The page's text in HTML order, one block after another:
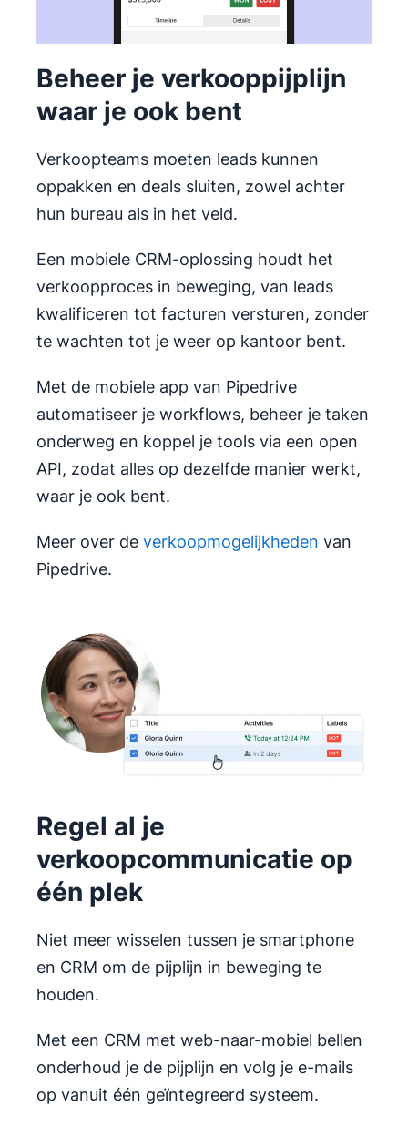
Beheer je verkooppijplijn
waar je ook bent
Verkoopteams moeten leads kunnen
oppakken en deals sluiten, zowel achter
hun bureau als in het veld.
Een mobiele CRM-oplossing houdt het
verkoopproces in beweging, van leads
kwalificeren tot facturen versturen, zonder
te wachten tot je weer op kantoor bent.
Met de mobiele app van Pipedrive
automatiseer je workflows, beheer je taken
onderweg en koppel je tools via een open
API, zodat alles op dezelfde manier werkt,
waar je ook bent.
Meer over de verkoopmogelijkheden van
Pipedrive.
Regel al je
verkoopcommunicatie op
één plek
Niet meer wisselen tussen je smartphone
en CRM om de pijplijn in beweging te
houden.
Met een CRM met web-naar-mobiel bellen
onderhoud je de pijplijn en volg je e-mails
op vanuit één geïntegreerd systeem.